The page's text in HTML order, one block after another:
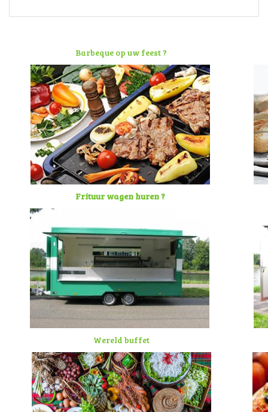
Barbeque op uw feest ?
Frituur wagen huren ?
Wereld buffet